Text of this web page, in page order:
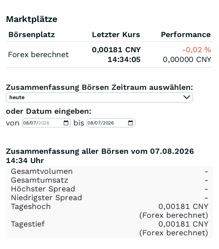
Marktplätze
Börsenplatz Letzter Kurs Performance
Forex berechnet
0,00181 CNY
14:34:05
-0,02%
0,00000 CNY
Zusammenfassung Börsen Zeitraum auswählen:
heute
oder Datum eingeben:
von
bis
Zusammenfassung aller Börsen vom 07.08.2026
14:34 Uhr
Gesamtvolumen
-
Gesamtumsatz
-
Höchster Spread
-
Niedrigster Spread
-
Tageshoch
0,00181 CNY
(Forex berechnet)
Tagestief
0,00181 CNY
(Forex berechnet)